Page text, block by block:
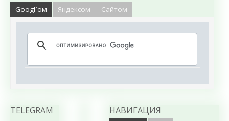
Googl`ом Яндексом Сайтом
TELEGRAM НАВИГАЦИЯ